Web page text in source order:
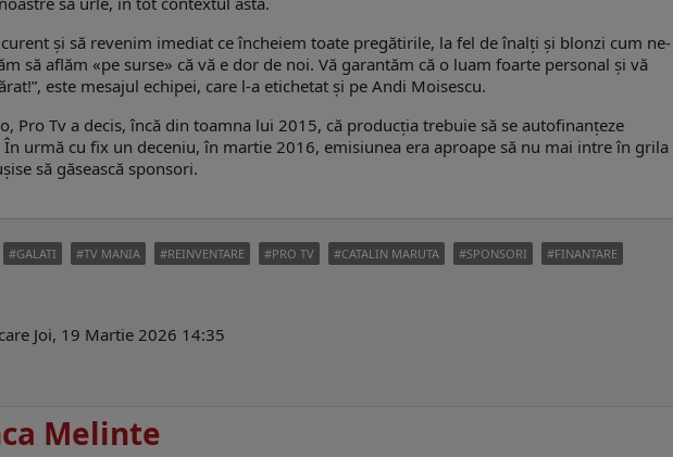
și să revenim imediat ce încheiem toate pregătirile, la fel de înalți și blonzi cum ne-
să aflăm «pe surse» că vă e dor de noi. Vă garantăm că o luam foarte personal și vă
este mesajul echipei, care l-a etichetat și pe Andi Moisescu.
Pro Tv a decis, încă din toamna lui 2015, că producţia trebuie să se autofinanţeze
urmă cu fix un deceniu, în martie 2016, emisiunea era aproape să nu mai intre în grila
să găsească sponsori.
GALATI TV MANIA REINVENTARE PRO TV CATALIN MARUTA SPONSORI
FINANTARE
Joi, 19 Martie 2026 14:35
Melinte